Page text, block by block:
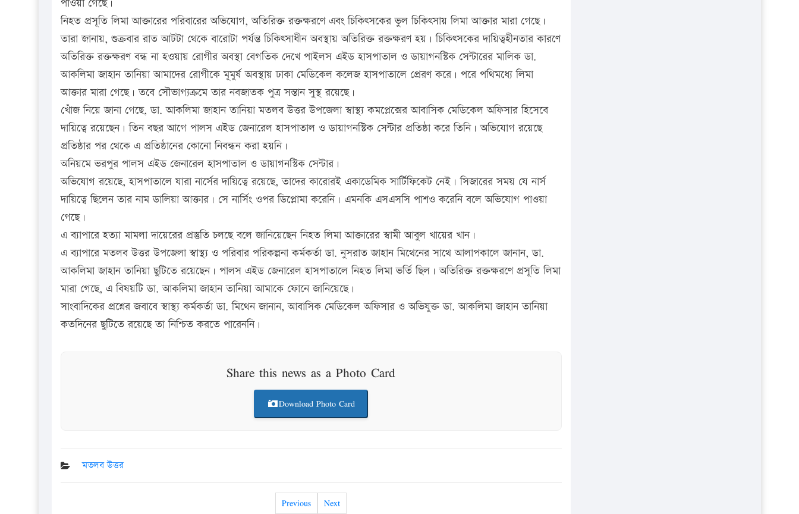
পাওয়া গেছে।
নিহত প্রসূতি লিমা আক্তারের পরিবারের অভিযোগ, অতিরিক্ত রক্তক্ষরণে এবং চিকিৎসকের ভুল চিকিৎসায় লিমা আক্তার মারা গেছে।
তারা জানায়, শুক্রবার রাত আটটা থেকে বারোটা পর্যন্ত চিকিৎসাধীন অবস্থায় অতিরিক্ত রক্তক্ষরণ হয়। চিকিৎসকের দায়িত্বহীনতার কারণে
অতিরিক্ত রক্তক্ষরণ বন্ধ না হওয়ায় রোগীর অবস্থা বেগতিক দেখে পাইলস এইড হাসপাতাল ও ডায়াগনস্টিক সেন্টারের মালিক ডা.
আকলিমা জাহান তানিয়া আমাদের রোগীকে মূমুর্ষ অবস্থায় ঢাকা মেডিকেল কলেজ হাসপাতালে প্রেরণ করে। পরে পথিমধ্যে লিমা
আক্তার মারা গেছে। তবে সৌভাগ্যক্রমে তার নবজাতক পুত্র সন্তান সুস্থ রয়েছে।
খোঁজ নিয়ে জানা গেছে, ডা. আকলিমা জাহান তানিয়া মতলব উত্তর উপজেলা স্বাস্থ্য কমপ্লেক্সের আবাসিক মেডিকেল অফিসার হিসেবে
দায়িত্বে রয়েছেন। তিন বছর আগে পালস এইড জেনারেল হাসপাতাল ও ডায়াগনস্টিক সেন্টার প্রতিষ্ঠা করে তিনি। অভিযোগ রয়েছে
প্রতিষ্ঠার পর থেকে এ প্রতিষ্ঠানের কোনো নিবন্ধন করা হয়নি।
অনিয়মে ভরপুর পালস এইড জেনারেল হাসপাতাল ও ডায়াগনস্টিক সেন্টার।
অভিযোগ রয়েছে, হাসপাতালে যারা নার্সের দায়িত্বে রয়েছে, তাদের কারোরই একাডেমিক সার্টিফিকেট নেই। সিজারের সময় যে নার্স
দায়িত্বে ছিলেন তার নাম ডালিয়া আক্তার। সে নার্সিং ওপর ডিপ্লোমা করেনি। এমনকি এসএসসি পাশও করেনি বলে অভিযোগ পাওয়া
গেছে।
এ ব্যাপারে হত্যা মামলা দায়েরের প্রস্তুতি চলছে বলে জানিয়েছেন নিহত লিমা আক্তারের স্বামী আবুল খায়ের খান।
এ ব্যাপারে মতলব উত্তর উপজেলা স্বাস্থ্য ও পরিবার পরিকল্পনা কর্মকর্তা ডা. নুসরাত জাহান মিথেনের সাথে আলাপকালে জানান, ডা.
আকলিমা জাহান তানিয়া ছুটিতে রয়েছেন। পালস এইড জেনারেল হাসপাতালে নিহত লিমা ভর্তি ছিল। অতিরিক্ত রক্তক্ষরণে প্রসূতি লিমা
মারা গেছে, এ বিষয়টি ডা. আকলিমা জাহান তানিয়া আমাকে ফোনে জানিয়েছে।
সাংবাদিকের প্রশ্নের জবাবে স্বাস্থ্য কর্মকর্তা ডা. মিথেন জানান, আবাসিক মেডিকেল অফিসার ও অভিযুক্ত ডা. আকলিমা জাহান তানিয়া
কতদিনের ছুটিতে রয়েছে তা নিশ্চিত করতে পারেননি।
Share this news as a Photo Card
Download Photo Card
মতলব উত্তর
Previous Next